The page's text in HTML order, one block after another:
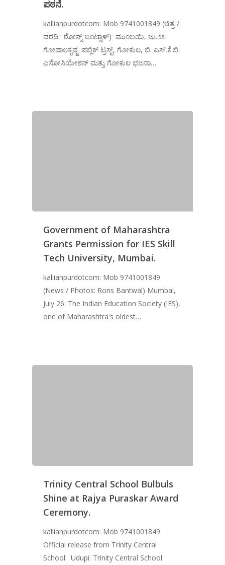
ಪಠನೆ.
kallianpurdotcom: Mob 9741001849 (ಚಿತ್ರ /
ವರದಿ : ರೋನ್ಸ್ ಬಂಟ್ವಾಳ್) ಮುಂಬಯಿ, ಜು.೨೭:
ಗೋಪಾಲಕೃಷ್ಣ ಪಬ್ಲಿಕ್ ಟ್ರಸ್ಟ್, ಗೋಕುಲ, ಬಿ. ಎಸ್.ಕೆ.ಬಿ.
ಎಸೋಸಿಯೇಶನ್ ಮತ್ತು ಗೋಕುಲ ಭಜನಾ…
Government of Maharashtra
Grants Permission for IES Skill
Tech University, Mumbai.
kallianpurdotcom: Mob 9741001849
(News / Photos: Rons Bantwal) Mumbai,
July 26: The Indian Education Society (IES),
one of Maharashtra's oldest…
Trinity Central School Bulbuls
Shine at Rajya Puraskar Award
Ceremony.
kallianpurdotcom: Mob 9741001849
Official release from Trinity Central
School. Udupi: Trinity Central School